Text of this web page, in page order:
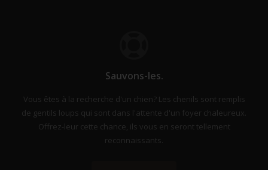
Sauvons-les.
Vous êtes à la recherche d'un chien? Les chenils sont remplis
de gentils loups qui sont dans l'attente d'un foyer chaleureux.
Offrez-leur cette chance, ils vous en seront tellement
reconnaissants.